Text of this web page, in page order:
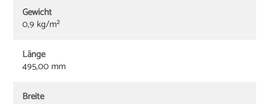
Gewicht
0,9 kg/m²
Länge
495,00 mm
Breite